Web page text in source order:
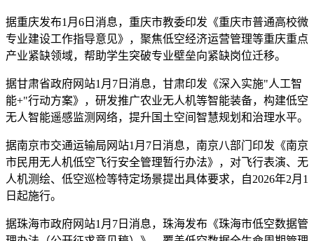
据重庆发布1月6日消息，重庆市教委印发《重庆市普通高校微
专业建设工作指导意见》，聚焦低空经济运营管理等重庆重点
产业紧缺领域，帮助学生突破专业壁垒向紧缺岗位迁移。
据甘肃省政府网站1月7日消息，甘肃印发《深入实施"人工智
能+"行动方案》，研发推广农业无人机等智能装备，构建低空
无人智能遥感监测网络，提升国土空间智慧规划和治理水平。
据南京市交通运输局网站1月7日消息，南京八部门印发《南京
市民用无人机低空飞行安全管理暂行办法》，对飞行表演、无
人机测绘、低空巡检等特定场景提出具体要求，自2026年2月1
日起施行。
据珠海市政府网站1月7日消息，珠海发布《珠海市低空数据管